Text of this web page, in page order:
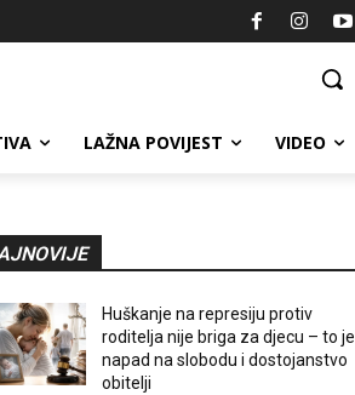
LAŽNA POVIJEST VIDEO
Huškanje na represiju protiv
roditelja nije briga za djecu – to je
napad na slobodu i dostojanstvo
obitelji